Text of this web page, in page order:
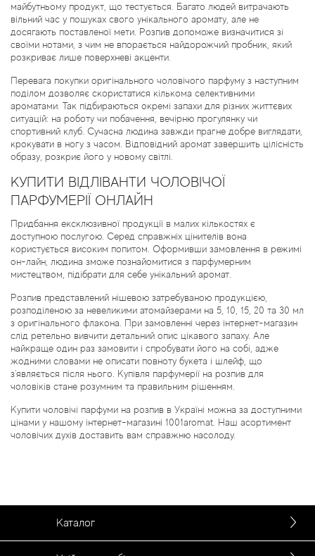
майбутньому продукт, що тестується. Багато людей витрачають
вільний час у пошуках свого унікального аромату, але не
досягають поставленої мети. Розпив допоможе визначитися зі
своїми нотами, з чим не впорається найдорожчий пробник, який
розкриває лише поверхневі акценти.
Перевага покупки оригінального чоловічого парфуму з наступним
поділом дозволяє скористатися кількома селективними
ароматами. Так підбираються окремі запахи для різних життєвих
ситуацій: на роботу чи побачення, вечірню прогулянку чи
спортивний клуб. Сучасна людина завжди прагне добре виглядати,
крокувати в ногу з часом. Відповідний аромат завершить цілісність
образу, розкриє його у новому світлі.
КУПИТИ ВІДЛІВАНТИ ЧОЛОВІЧОЇ
ПАРФУМЕРІЇ ОНЛАЙН
Придбання ексклюзивної продукції в малих кількостях є
доступною послугою. Серед справжніх цінителів вона
користується високим попитом. Оформивши замовлення в режимі
он-лайн, людина зможе познайомитися з парфумерним
мистецтвом, підібрати для себе унікальний аромат.
Розпив представлений нішевою затребуваною продукцією,
розподіленою за невеликими атомайзерами на 5, 10, 15, 20 та 30 мл
з оригінального флакона. При замовленні через інтернет-магазин
слід ретельно вивчити детальний опис цікавого запаху. Але
найкраще один раз замовити і спробувати його на собі, адже
жодними словами не описати повноту букета і шлейф, що
з'являється після нього. Купівля парфумерії на розпив для
чоловіків стане розумним та правильним рішенням.
Купити чоловічі парфуми на розпив в Україні можна за доступними
цінами у нашому інтернет-магазині 1001aromat. Наш асортимент
чоловічих духів доставить вам справжню насолоду.
Каталог